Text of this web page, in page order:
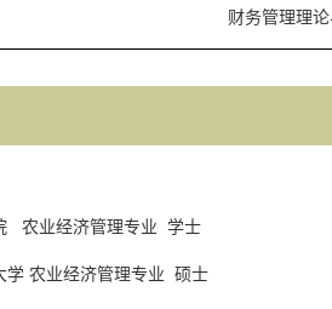
财务管理理
农业经济管理专业 学士
学 农业经济管理专业 硕士